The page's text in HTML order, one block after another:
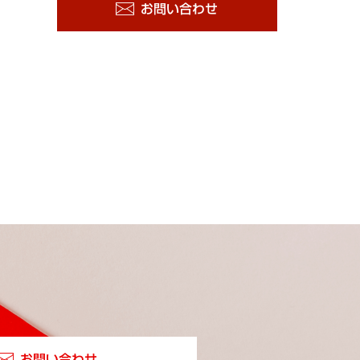
お問い合わせ